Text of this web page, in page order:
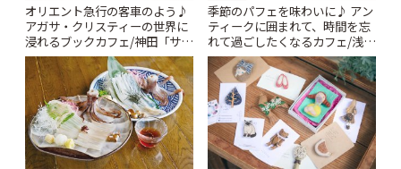
オリエント急行の客車のよう♪
アガサ・クリスティーの世界に
浸れるブックカフェ/神田「サロ
ンクリスティ」 | ことりっぷ
季節のパフェを味わいに♪ アン
ティークに囲まれて、時間を忘
れて過ごしたくなるカフェ/浅草
「annorum cafe」 | ことりっぷ